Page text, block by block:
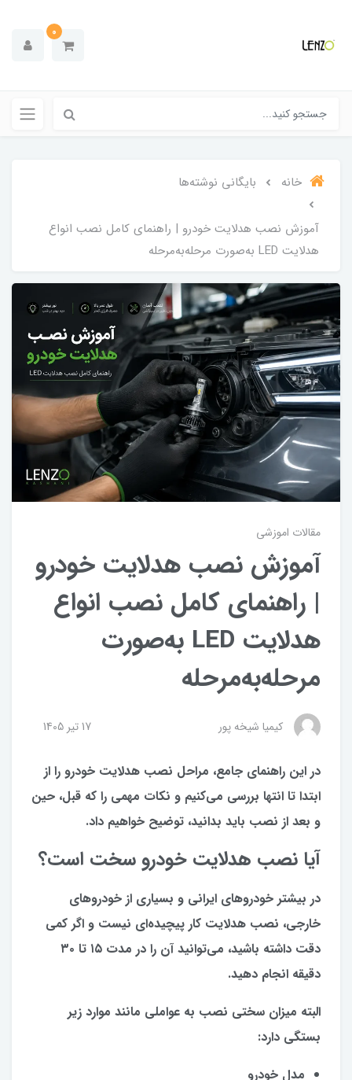
0
خانه بایگانی نوشته‌ها
آموزش نصب هدلایت خودرو | راهنمای کامل نصب انواع
هدلایت LED به‌صورت مرحله‌به‌مرحله
مقالات اموزشی
آموزش نصب هدلایت خودرو
| راهنمای کامل نصب انواع
هدلایت LED به‌صورت
مرحله‌به‌مرحله
کیمیا شیخه پور 17 تير 1405
در این راهنمای جامع، مراحل نصب هدلایت خودرو را از
ابتدا تا انتها بررسی می‌کنیم و نکات مهمی را که قبل، حین
و بعد از نصب باید بدانید، توضیح خواهیم داد.
آیا نصب هدلایت خودرو سخت است؟
در بیشتر خودروهای ایرانی و بسیاری از خودروهای
خارجی، نصب هدلایت کار پیچیده‌ای نیست و اگر کمی
دقت داشته باشید، می‌توانید آن را در مدت ۱۵ تا ۳۰
دقیقه انجام دهید.
البته میزان سختی نصب به عواملی مانند موارد زیر
بستگی دارد:
مدل خودرو